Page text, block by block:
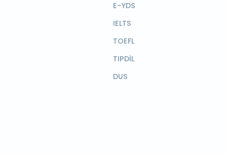
E-YDS
IELTS
TOEFL
TIPDİL
DUS